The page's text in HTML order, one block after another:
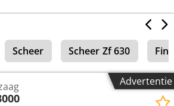
Scheer Scheer Zf 630
Advertentie